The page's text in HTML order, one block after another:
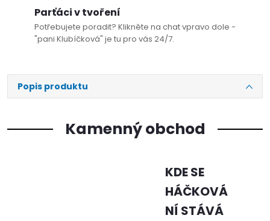
Parťáci v tvoření
Potřebujete poradit? Klikněte na chat vpravo dole -
"pani Klubíčková" je tu pro vás 24/7.
Popis produktu
Kamenný obchod
KDE SE
HÁČKOVÁ
NÍ STÁVÁ